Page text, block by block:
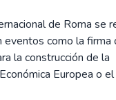
de Roma se
eventos como la firma
la construcción de la
Europea o